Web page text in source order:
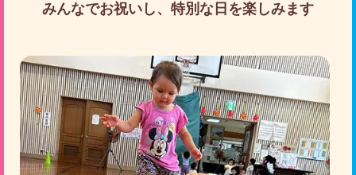
みんなでお祝いし、特別な日を楽しみます